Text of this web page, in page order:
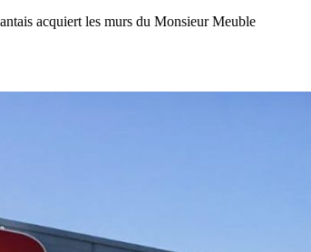
acquiert les murs du Monsieur Meuble